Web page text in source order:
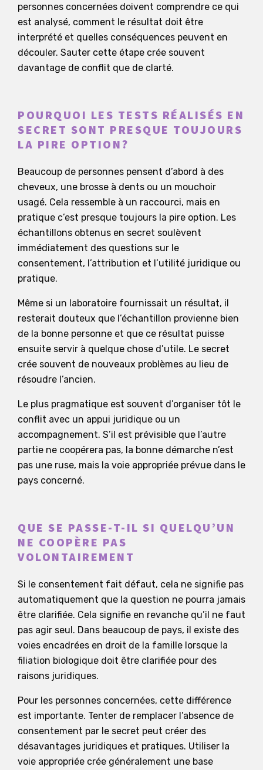
personnes concernées doivent comprendre ce qui
est analysé, comment le résultat doit être
interprété et quelles conséquences peuvent en
découler. Sauter cette étape crée souvent
davantage de conflit que de clarté.
POURQUOI LES TESTS RÉALISÉS EN
SECRET SONT PRESQUE TOUJOURS
LA PIRE OPTION?
Beaucoup de personnes pensent d’abord à des
cheveux, une brosse à dents ou un mouchoir
usagé. Cela ressemble à un raccourci, mais en
pratique c’est presque toujours la pire option. Les
échantillons obtenus en secret soulèvent
immédiatement des questions sur le
consentement, l’attribution et l’utilité juridique ou
pratique.
Même si un laboratoire fournissait un résultat, il
resterait douteux que l’échantillon provienne bien
de la bonne personne et que ce résultat puisse
ensuite servir à quelque chose d’utile. Le secret
crée souvent de nouveaux problèmes au lieu de
résoudre l’ancien.
Le plus pragmatique est souvent d’organiser tôt le
conflit avec un appui juridique ou un
accompagnement. S’il est prévisible que l’autre
partie ne coopérera pas, la bonne démarche n’est
pas une ruse, mais la voie appropriée prévue dans le
pays concerné.
QUE SE PASSE-T-IL SI QUELQU’UN
NE COOPÈRE PAS
VOLONTAIREMENT
Si le consentement fait défaut, cela ne signifie pas
automatiquement que la question ne pourra jamais
être clarifiée. Cela signifie en revanche qu’il ne faut
pas agir seul. Dans beaucoup de pays, il existe des
voies encadrées en droit de la famille lorsque la
filiation biologique doit être clarifiée pour des
raisons juridiques.
Pour les personnes concernées, cette différence
est importante. Tenter de remplacer l’absence de
consentement par le secret peut créer des
désavantages juridiques et pratiques. Utiliser la
voie appropriée crée généralement une base